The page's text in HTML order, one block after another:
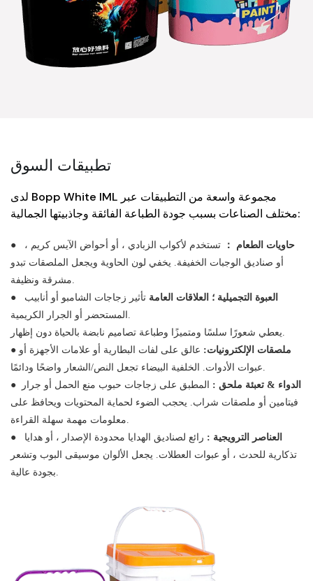
تطبيقات السوق
لدى Bopp White IML مجموعة واسعة من التطبيقات عبر
مختلف الصناعات بسبب جودة الطباعة الفائقة وجاذبيتها الجمالية:
● حاويات الطعام ： تستخدم لأكواب الزبادي ، أو أحواض الآيس كريم ،
أو صناديق الوجبات الخفيفة. يخفي لون الحاوية ويجعل الملصقات تبدو
●
العبوة التجميلية ؛ العلاقات العامة تأثير زجاجات الشامبو أو أنابيب
●
ملصقات الإلكترونيات: عالق على لفات البطارية أو علامات الأجهزة أو
●
الدواء & تعبئة ملحق : المطبق على زجاجات حبوب منع الحمل أو جرار
فيتامين أو ملصقات شراب. يحجب الضوء لحماية المحتويات ويحافظ على
●
العناصر الترويجية : رائع لصناديق الهدايا محدودة الإصدار ، أو هدايا
تذكارية للحدث ، أو عبوات العطلات. يجعل الألوان موسيقى البوب ​​وتشعر